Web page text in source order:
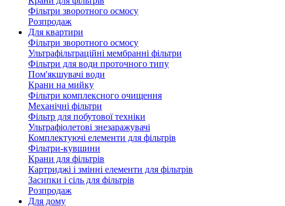
Фільтри зворотного осмосу
Розпродаж
Для квартири
Фільтри зворотного осмосу
Ультрафільтраційні мембранні фільтри
Фільтри для води проточного типу
Пом'якшувачі води
Крани на мийку
Фільтри комплексного очищення
Механічні фільтри
Фільтр для побутової техніки
Ультрафіолетові знезаражувачі
Комплектуючі елементи для фільтрів
Фільтри-кувшини
Крани для фільтрів
Картриджі і змінні елементи для фільтрів
Засипки і сіль для фільтрів
Розпродаж
Для дому